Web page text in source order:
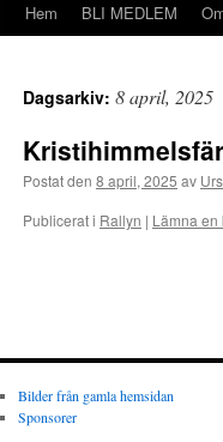
Hoppa
innehåll
Hem BLI MEDLEM
Dagsarkiv: 8 april, 2025
Postat den 8 april, 2025 av
Publicerat i Rallyn | Lämna en
Bilder från gamla hemsidan
Sponsorer